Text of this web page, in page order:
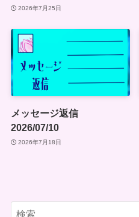
2026年7月25日
メッセージ返信
2026/07/10
2026年7月18日